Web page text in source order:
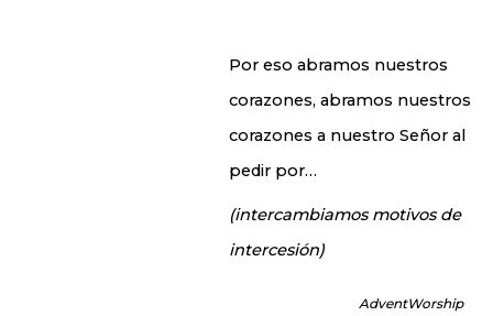
Por eso abramos nuestros
corazones, abramos nuestros
corazones a nuestro Señor al
pedir por…
(intercambiamos motivos de
intercesión)
AdventWorship